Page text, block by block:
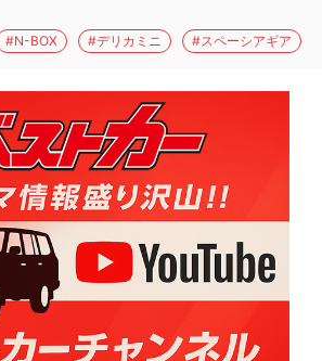
#N-BOX #デリカミニ #スペーシアギア